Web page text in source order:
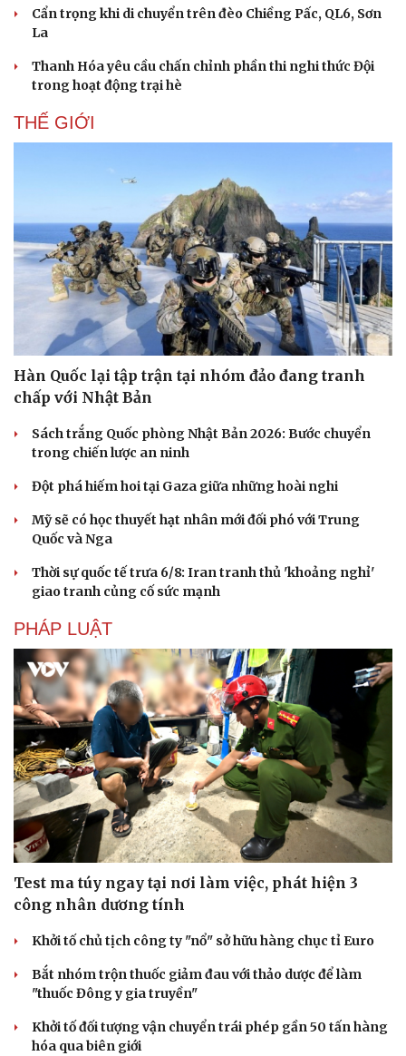
Du lịch
Tư vấn
Săn Tour
check-in
Podcast
Câu chuyện thời sự
Đọc truyện đêm khuya
Cửa sổ tình yêu
Kể chuyện cho bé
Hạt giống tâm hồn
Cẩn trọng khi di chuyển trên đèo Chiềng Pấc, QL6, Sơn
La
Thanh Hóa yêu cầu chấn chỉnh phần thi nghi thức Đội
trong hoạt động trại hè
THẾ GIỚI
Hàn Quốc lại tập trận tại nhóm đảo đang tranh
chấp với Nhật Bản
Sách trắng Quốc phòng Nhật Bản 2026: Bước chuyển
trong chiến lược an ninh
Đột phá hiếm hoi tại Gaza giữa những hoài nghi
Mỹ sẽ có học thuyết hạt nhân mới đối phó với Trung
Quốc và Nga
Thời sự quốc tế trưa 6/8: Iran tranh thủ 'khoảng nghỉ'
giao tranh củng cố sức mạnh
PHÁP LUẬT
Test ma túy ngay tại nơi làm việc, phát hiện 3
công nhân dương tính
Khởi tố chủ tịch công ty "nổ" sở hữu hàng chục tỉ Euro
Bắt nhóm trộn thuốc giảm đau với thảo dược để làm
"thuốc Đông y gia truyền"
Khởi tố đối tượng vận chuyển trái phép gần 50 tấn hàng
hóa qua biên giới